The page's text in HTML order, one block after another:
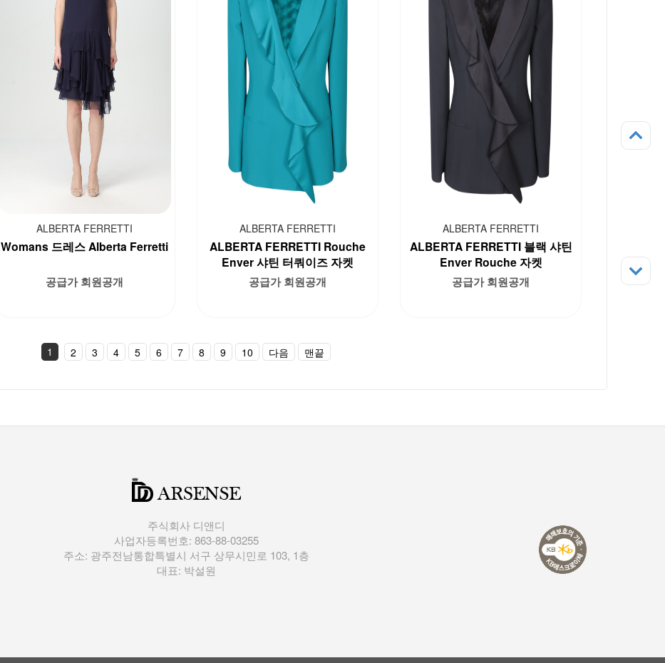
ALBERTA FERRETTI
Womans 드레스 Alberta Ferretti
공급가 회원공개
ALBERTA FERRETTI
ALBERTA FERRETTI Rouche
Enver 샤틴 터쿼이즈 자켓
공급가 회원공개
ALBERTA FERRETTI
ALBERTA FERRETTI 블랙 샤틴
Enver Rouche 자켓
공급가 회원공개
1 2 3 4 5 6 7 8 9 10 다음 맨끝
주식회사 디앤디
사업자등록번호: 863-88-03255
주소: 광주전남통합특별시 서구 상무시민로 103, 1층
대표: 박설원